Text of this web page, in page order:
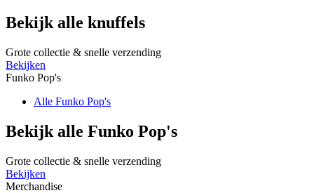
Bekijk alle knuffels
Grote collectie & snelle verzending
Bekijken
Funko Pop's
Alle Funko Pop's
Bekijk alle Funko Pop's
Grote collectie & snelle verzending
Bekijken
Merchandise